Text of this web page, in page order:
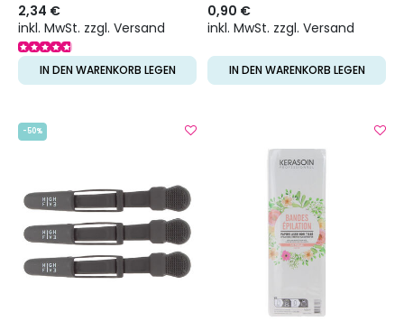
2,34 €
inkl. MwSt. zzgl. Versand
IN DEN WARENKORB LEGEN
0,90 €
inkl. MwSt. zzgl. Versand
IN DEN WARENKORB LEGEN
-50%